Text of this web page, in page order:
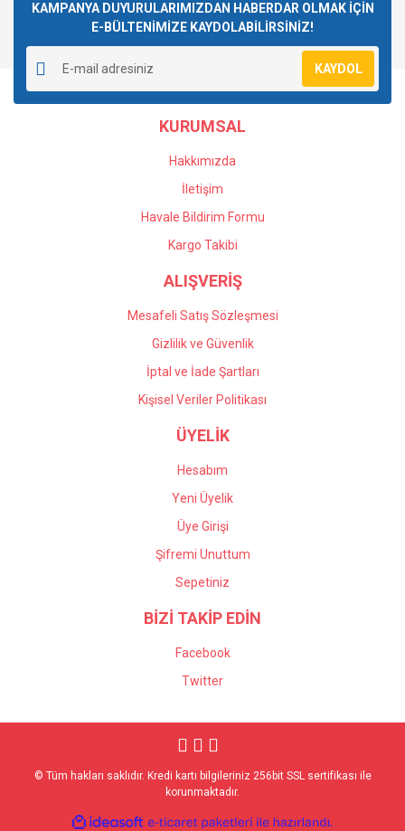
KAMPANYA DUYURULARIMIZDAN HABERDAR OLMAK İÇİN
E-BÜLTENİMİZE KAYDOLABİLİRSİNİZ!
KAYDOL
KURUMSAL
Hakkımızda
İletişim
Havale Bildirim Formu
Kargo Takibi
ALIŞVERİŞ
Mesafeli Satış Sözleşmesi
Gizlilik ve Güvenlik
İptal ve İade Şartları
Kişisel Veriler Politikası
ÜYELİK
Hesabım
Yeni Üyelik
Üye Girişi
Şifremi Unuttum
Sepetiniz
BİZİ TAKİP EDİN
Facebook
Twitter
© Tüm hakları saklıdır. Kredi kartı bilgileriniz 256bit SSL sertifikası ile
korunmaktadır.
ideasoft e-